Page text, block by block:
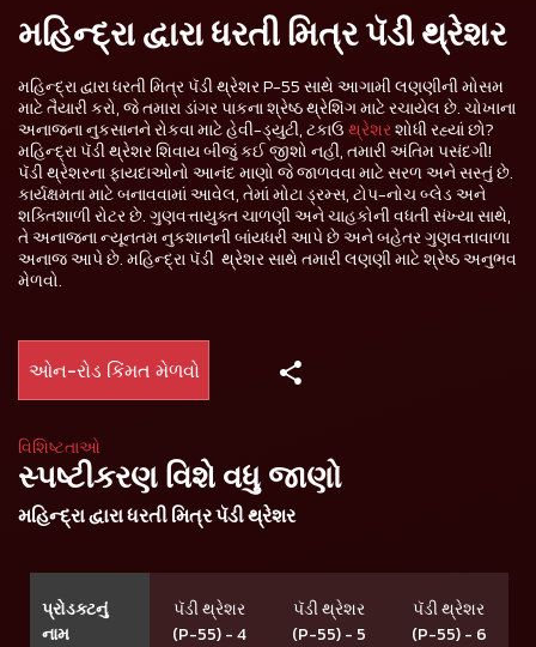
મહિન્દ્રા દ્વારા ધરતી મિત્ર પૅડી થ્રેશર
મહિન્દ્રા દ્વારા ધરતી મિત્ર પૅડી થ્રેશર P-55 સાથે આગામી લણણીની મોસમ
માટે તૈયારી કરો, જે તમારા ડાંગર પાકના શ્રેષ્ઠ થ્રેશિંગ માટે રચાયેલ છે. ચોખાના
અનાજના નુકસાનને રોકવા માટે હેવી-ડ્યુટી, ટકાઉથ્રેશરશોધી રહ્યાં છો?
મહિન્દ્રા પૅડી થ્રેશર શિવાય બીજું કઈ જીશો નહીં, તમારી અંતિમ પસંદગી!
પૅડી થ્રેશરના ફાયદાઓનો આનંદ માણો જે જાળવવા માટે સરળ અને સસ્તું છે.
કાર્યક્ષમતા માટે બનાવવામાં આવેલ, તેમાં મોટા ડ્રમ્સ, ટોપ-નોચ બ્લેડ અને
શક્તિશાળી રોટર છે. ગુણવત્તાયુક્ત ચાળણી અને ચાહકોની વધતી સંખ્યા સાથે,
તે અનાજના ન્યૂનતમ નુકશાનની બાંયધરી આપે છે અને બહેતર ગુણવત્તાવાળા
અનાજ આપે છે. મહિન્દ્રા પૅડી થ્રેશર સાથે તમારી લણણી માટે શ્રેષ્ઠ અનુભવ
મેળવો.
ઓન-રોડ કિંમત મેળવો
વિશિષ્ટતાઓ
સ્પષ્ટીકરણ વિશે વધુ જાણો
મહિન્દ્રા દ્વારા ધરતી મિત્ર પૅડી થ્રેશર
પ્રોડક્ટનું
નામ
પૅડી થ્રેશર
(P-55) - 4
પૅડી થ્રેશર
(P-55) - 5
પૅડી થ્રેશર
(P-55) - 6